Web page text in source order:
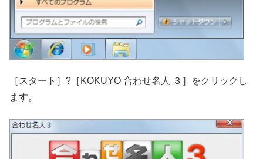
［スタート］?［KOKUYO 合わせ名人 ３］をクリックし
ます。